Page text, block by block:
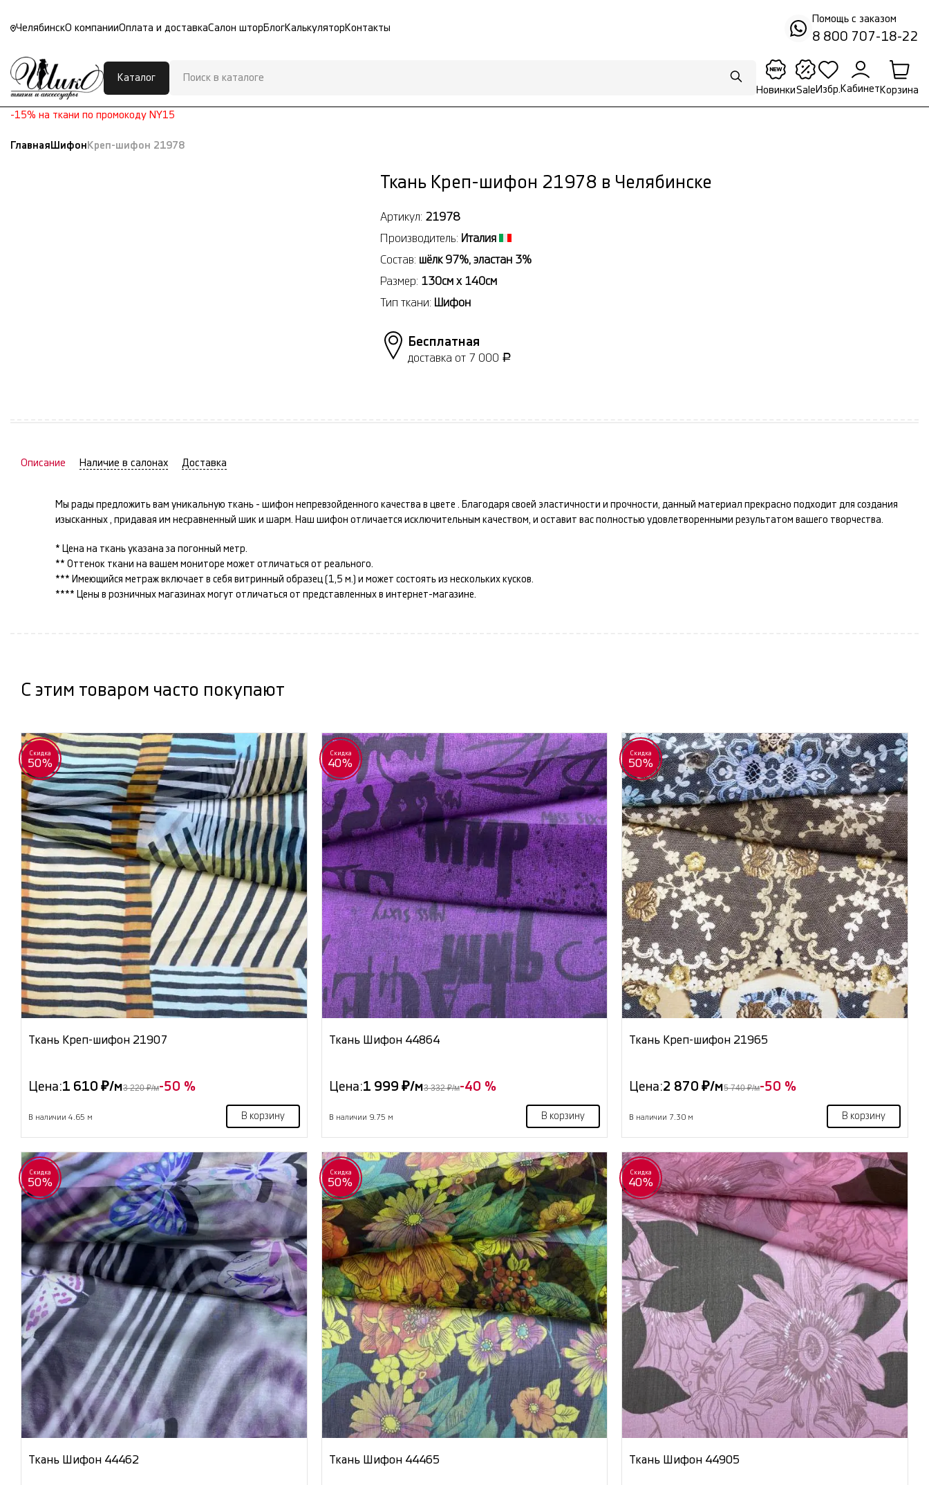
ЧелябинскО компанииОплата и доставкаСалон штор БлогКалькулятор Контакты
Помощь с заказом
8 800 707-18-22
Каталог
НовинкиSale Избр. Кабинет Корзина
-15% на ткани по промокоду NY15
Главная Шифон Креп-шифон 21978
Ткань Креп-шифон 21978 в Челябинске
Артикул: 21978
Производитель: Италия
Состав: шёлк 97%, эластан 3%
Размер: 130см x 140см
Тип ткани: Шифон
Бесплатная
доставка от 7 000 Р
Описание Наличие в салонах Доставка
Мы рады предложить вам уникальную ткань - шифон непревзойденного качества в цвете . Благодаря своей эластичности и прочности, данный материал прекрасно подходит для создания
изысканных , придавая им несравненный шик и шарм. Наш шифон отличается исключительным качеством, и оставит вас полностью удовлетворенными результатом вашего творчества.
* Цена на ткань указана за погонный метр.
** Оттенок ткани на вашем мониторе может отличаться от реального.
*** Имеющийся метраж включает в себя витринный образец (1,5 м.) и может состоять из нескольких кусков.
**** Цены в розничных магазинах могут отличаться от представленных в интернет-магазине.
С этим товаром часто покупают
Скидка
50%
Ткань Креп-шифон 21907
Цена:1 610 ₽/м3 220 ₽/м-50 %
В наличии 4.65 м В корзину
Скидка
40%
Ткань Шифон 44864
Цена:1 999 ₽/м3 332 ₽/м-40 %
В наличии 9.75 м В корзину
Скидка
50%
Ткань Креп-шифон 21965
Цена:2 870 ₽/м5 740 ₽/м-50 %
В наличии 7.30 м В корзину
Скидка
50%
Ткань Шифон 44462
Скидка
50%
Ткань Шифон 44465
Скидка
40%
Ткань Шифон 44905